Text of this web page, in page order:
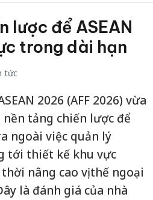
lược để ASEAN
trong dài hạn
tức
2026 (AFF 2026) vừa
tảng chiến lược để
ngoài việc quản lý
tới thiết kế khu vực
nâng cao vị thế ngoại
là đánh giá của nhà